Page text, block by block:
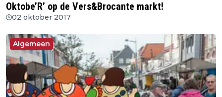
Oktobe’R’ op de Vers&Brocante markt!
02 oktober 2017
Algemeen